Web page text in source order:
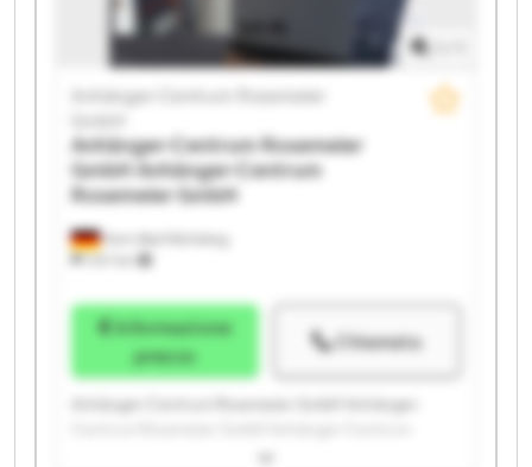
GmbH Anhänger-Centrum Rosemeier GmbH
Horn-Bad Meinberg
1.147 km
Anhänger-Centrum Rosemeier
Anhänger-Centrum Rosemeier
GmbH Anhänger-Centrum
Rosemeier GmbH
prezzo
Chiamata
Rosemeier GmbH Anhänger-Centrum Rosemeier